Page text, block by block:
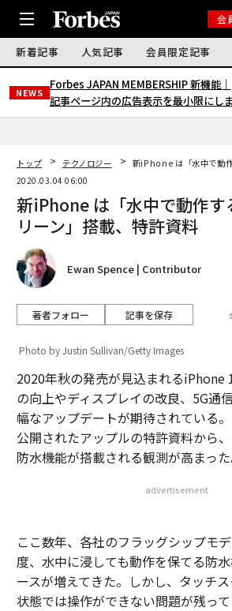
会
新着記事 人気記事 会員限定記事
NEWS
Forbes JAPAN MEMBERSHIP 新機能｜
記事ページ内の広告表示を最小限にし
トップ テクノロジー
新iPhone は「水中で動
2020.03.04 06:00
新iPhone は「水中で動作す
リーン」搭載、特許資料
Ewan Spence | Contributor
著者フォロー 記事を保存
Photo by Justin Sullivan/Getty Images
2020年秋の発売が見込まれるiPhone
の向上やディスプレイの改良、5G通
幅なアップデートが期待されている
公開されたアップルの特許資料から
防水機能が搭載される観測が高まった
advertisement
ここ数年、各社のフラッグシップモ
度、水中に浸しても動作を保てる防
ースが増えてきた。しかし、タッチ
状態では操作ができない問題が残って